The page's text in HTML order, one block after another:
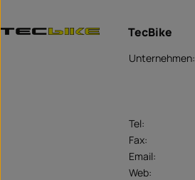
TecBike
Unternehmen:
Tel:
Fax:
Email:
Web: